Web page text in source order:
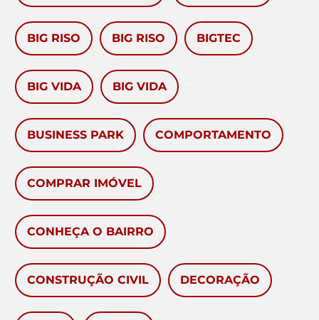
BIG RISO BIG RISO BIGTEC
BIG VIDA BIG VIDA
BUSINESS PARK COMPORTAMENTO
COMPRAR IMÓVEL
CONHEÇA O BAIRRO
CONSTRUÇÃO CIVIL DECORAÇÃO